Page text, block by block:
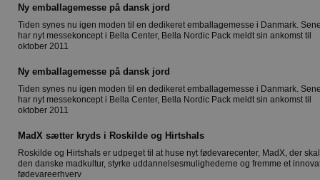
Ny emballagemesse på dansk jord
Tiden synes nu igen moden til en dedikeret emballagemesse i Danmark.
har nyt messekoncept i Bella Center, Bella Nordic Pack meldt sin ankomst til
oktober 2011
Ny emballagemesse på dansk jord
Tiden synes nu igen moden til en dedikeret emballagemesse i Danmark.
har nyt messekoncept i Bella Center, Bella Nordic Pack meldt sin ankomst til
oktober 2011
MadX sætter kryds i Roskilde og Hirtshals
Roskilde og Hirtshals er udpeget til at huse nyt fødevarecenter, MadX, der
den danske madkultur, styrke uddannelsesmulighederne og fremme et
fødevareerhverv